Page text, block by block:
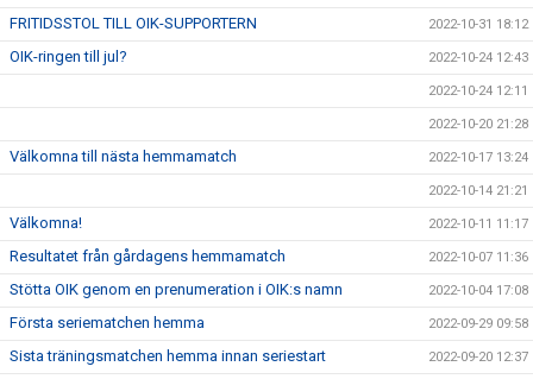
FRITIDSSTOL TILL OIK-SUPPORTERN 2022-10-31 18:12
OIK-ringen till jul? 2022-10-24 12:43
2022-10-24 12:11
2022-10-20 21:28
Välkomna till nästa hemmamatch 2022-10-17 13:24
2022-10-14 21:21
Välkomna! 2022-10-11 11:17
Resultatet från gårdagens hemmamatch 2022-10-07 11:36
Stötta OIK genom en prenumeration i OIK:s namn 2022-10-04 17:08
Första seriematchen hemma 2022-09-29 09:58
Sista träningsmatchen hemma innan seriestart 2022-09-20 12:37